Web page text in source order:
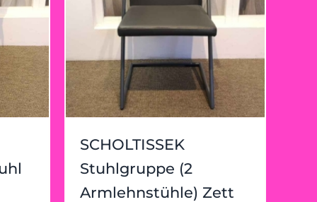
SCHOLTISSEK
Stuhlgruppe (2
Armlehnstühle) Zett